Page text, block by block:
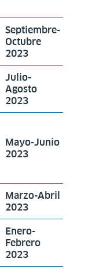
Septiembre-
Octubre
2023
Julio-
Agosto
2023
Mayo-Junio
2023
Marzo-Abril
2023
Enero-
Febrero
2023